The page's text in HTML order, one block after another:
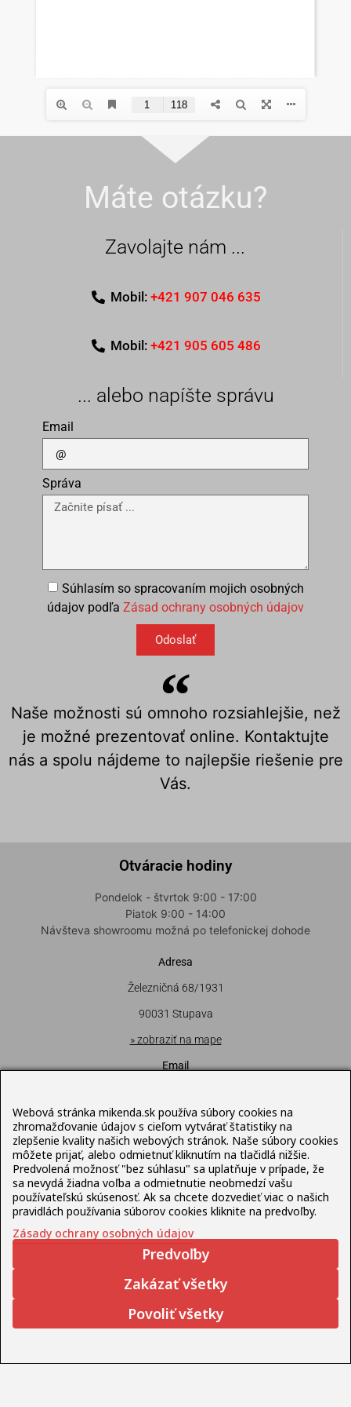
Máte otázku?
Zavolajte nám ...
Mobil: +421 907 046 635
Mobil: +421 905 605 486
... alebo napíšte správu
Email
Správa
Súhlasím so spracovaním mojich osobných
údajov podľa Zásad ochrany osobných údajov
Odoslať
Naše možnosti sú omnoho rozsiahlejšie, než
je možné prezentovať online. Kontaktujte
nás a spolu nájdeme to najlepšie riešenie pre
Vás.
Otváracie hodiny
Pondelok - štvrtok 9:00 - 17:00
Piatok 9:00 - 14:00
Návšteva showroomu možná po telefonickej dohode
Adresa
Železničná 68/1931
90031 Stupava
» zobraziť na mape
Email
Nenašli ste, čo ste hľadali?
Rolety / Screenové clony
Slnečné plachty
Markízy
Bioklimatické pergoly
Terasový nábytok
Pravidlá ochrany osobných údajov
Webová stránka mikenda.sk používa súbory cookies na
zhromažďovanie údajov s cieľom vytvárať štatistiky na
zlepšenie kvality našich webových stránok. Naše súbory cookies
môžete prijať, alebo odmietnuť kliknutím na tlačidlá nižšie.
Predvolená možnosť "bez súhlasu" sa uplatňuje v prípade, že
sa nevydá žiadna voľba a odmietnutie neobmedzí vašu
používateľskú skúsenosť. Ak sa chcete dozvedieť viac o našich
pravidlách používania súborov cookies kliknite na predvoľby.
Zásady ochrany osobných údajov
Predvoľby
Zakázať všetky
Povoliť všetky